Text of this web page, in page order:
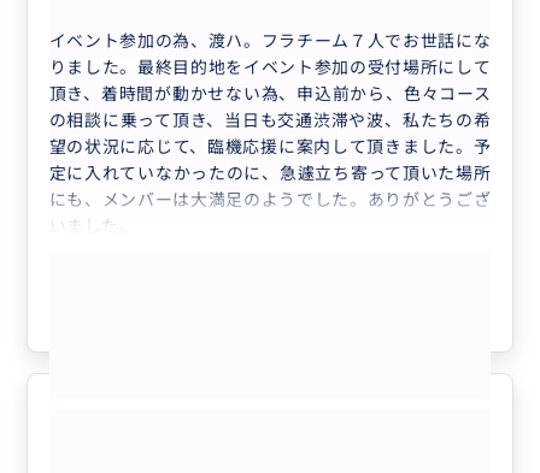
イベント参加の為、渡ハ。フラチーム７人でお世話にな
りました。最終目的地をイベント参加の受付場所にして
頂き、着時間が動かせない為、申込前から、色々コース
の相談に乗って頂き、当日も交通渋滞や波、私たちの希
望の状況に応じて、臨機応援に案内して頂きました。予
定に入れていなかったのに、急遽立ち寄って頂いた場所
にも、メンバーは大満足のようでした。ありがとうござ
いました。